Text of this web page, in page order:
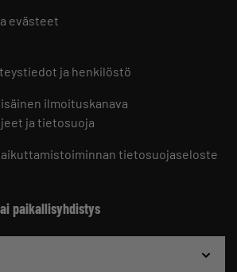
evästeet
ja henkilöstö
ilmoituskanava
ja tietosuoja
tietosuojaseloste
paikallisyhdistys